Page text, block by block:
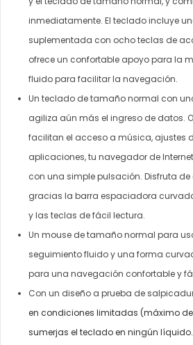
inmediatamente. El teclado incluye
suplementada con ocho teclas de
ofrece un confortable apoyo para la
fluido para facilitar la navegación.
Un teclado de tamaño normal con
agiliza aún más el ingreso de datos.
facilitan el acceso a música, ajustes
aplicaciones, tu navegador de
con una simple pulsación. Disfruta
gracias la barra espaciadora
y las teclas de fácil lectura.
Un mouse de tamaño normal para
seguimiento fluido y una forma
para una navegación confortable y
Con un diseño a prueba de
en condiciones limitadas (máximo
sumerjas el teclado en ningún líquido.